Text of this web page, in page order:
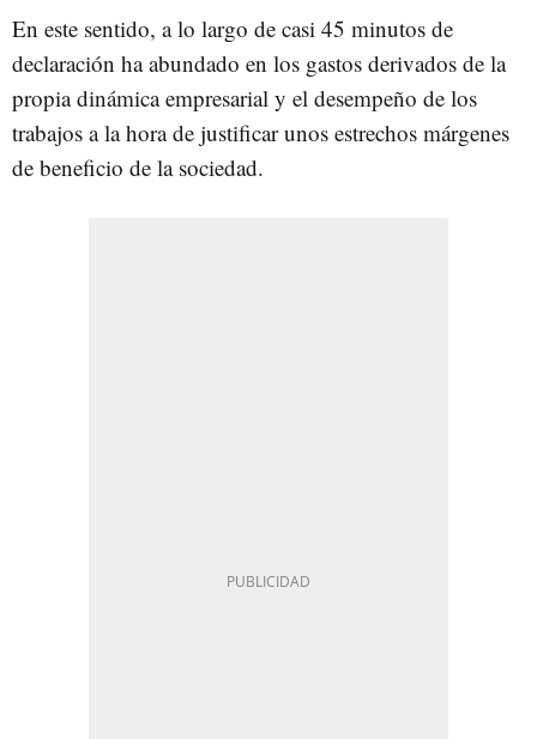
En este sentido, a lo largo de casi 45 minutos de
declaración ha abundado en los gastos derivados de la
propia dinámica empresarial y el desempeño de los
trabajos a la hora de justificar unos estrechos márgenes
de beneficio de la sociedad.